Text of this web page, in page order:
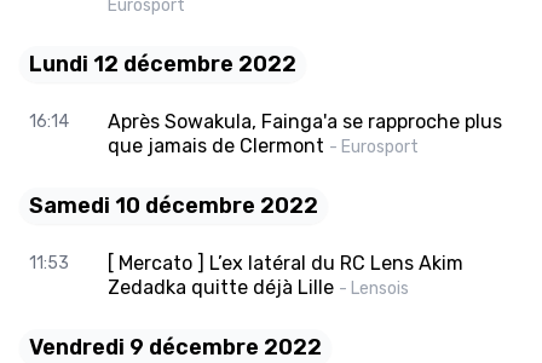
Eurosport
Lundi 12 décembre 2022
16:14
Après Sowakula, Fainga'a se rapproche plus
que jamais de Clermont - Eurosport
Samedi 10 décembre 2022
11:53
[ Mercato ] L’ex latéral du RC Lens Akim
Zedadka quitte déjà Lille - Lensois
Vendredi 9 décembre 2022